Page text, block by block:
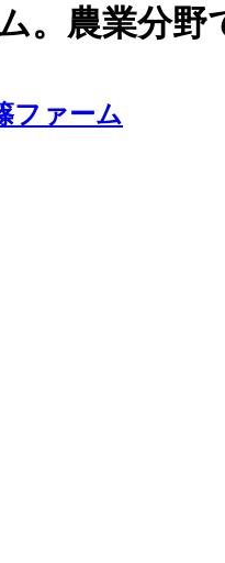
。農業分